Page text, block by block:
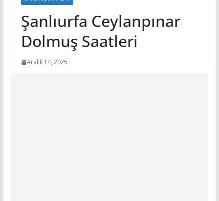
Şanlıurfa Ceylanpınar
Dolmuş Saatleri
Aralık 14, 2025